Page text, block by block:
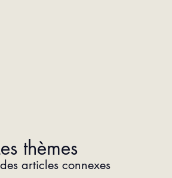
thèmes
articles connexes